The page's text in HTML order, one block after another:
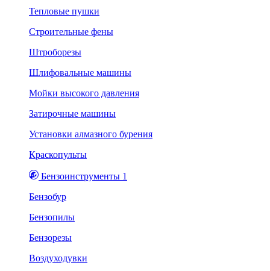
Тепловые пушки
Строительные фены
Штроборезы
Шлифовальные машины
Мойки высокого давления
Затирочные машины
Установки алмазного бурения
Краскопульты
Бензоинструменты 1
Бензобур
Бензопилы
Бензорезы
Воздуходувки